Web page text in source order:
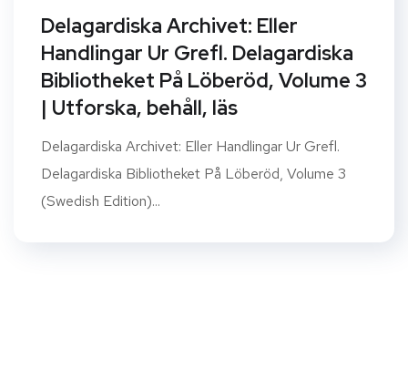
Delagardiska Archivet: Eller
Handlingar Ur Grefl. Delagardiska
Bibliotheket På Löberöd, Volume 3
| Utforska, behåll, läs
Delagardiska Archivet: Eller Handlingar Ur Grefl.
Delagardiska Bibliotheket På Löberöd, Volume 3
(Swedish Edition)...